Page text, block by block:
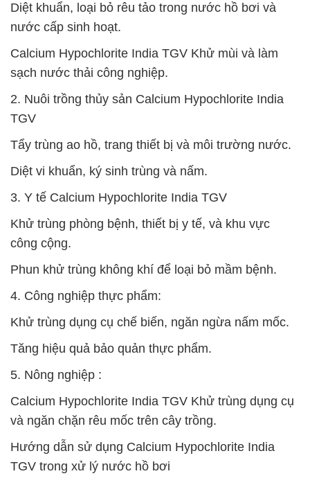
Diệt khuẩn, loại bỏ rêu tảo trong nước hồ bơi và
nước cấp sinh hoạt.
Calcium Hypochlorite India TGV Khử mùi và làm
sạch nước thải công nghiệp.
2. Nuôi trồng thủy sản Calcium Hypochlorite India
TGV
Tẩy trùng ao hồ, trang thiết bị và môi trường nước.
Diệt vi khuẩn, ký sinh trùng và nấm.
3. Y tế Calcium Hypochlorite India TGV
Khử trùng phòng bệnh, thiết bị y tế, và khu vực
công cộng.
Phun khử trùng không khí để loại bỏ mầm bệnh.
4. Công nghiệp thực phẩm:
Khử trùng dụng cụ chế biến, ngăn ngừa nấm mốc.
Tăng hiệu quả bảo quản thực phẩm.
5. Nông nghiệp :
Calcium Hypochlorite India TGV Khử trùng dụng cụ
và ngăn chặn rêu mốc trên cây trồng.
Hướng dẫn sử dụng Calcium Hypochlorite India
TGV trong xử lý nước hồ bơi